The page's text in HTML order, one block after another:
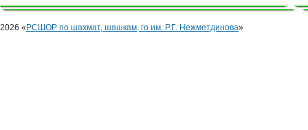
2026 «РСШОР по шахмат, шашкам, го им. Р.Г. Нежметдинова»